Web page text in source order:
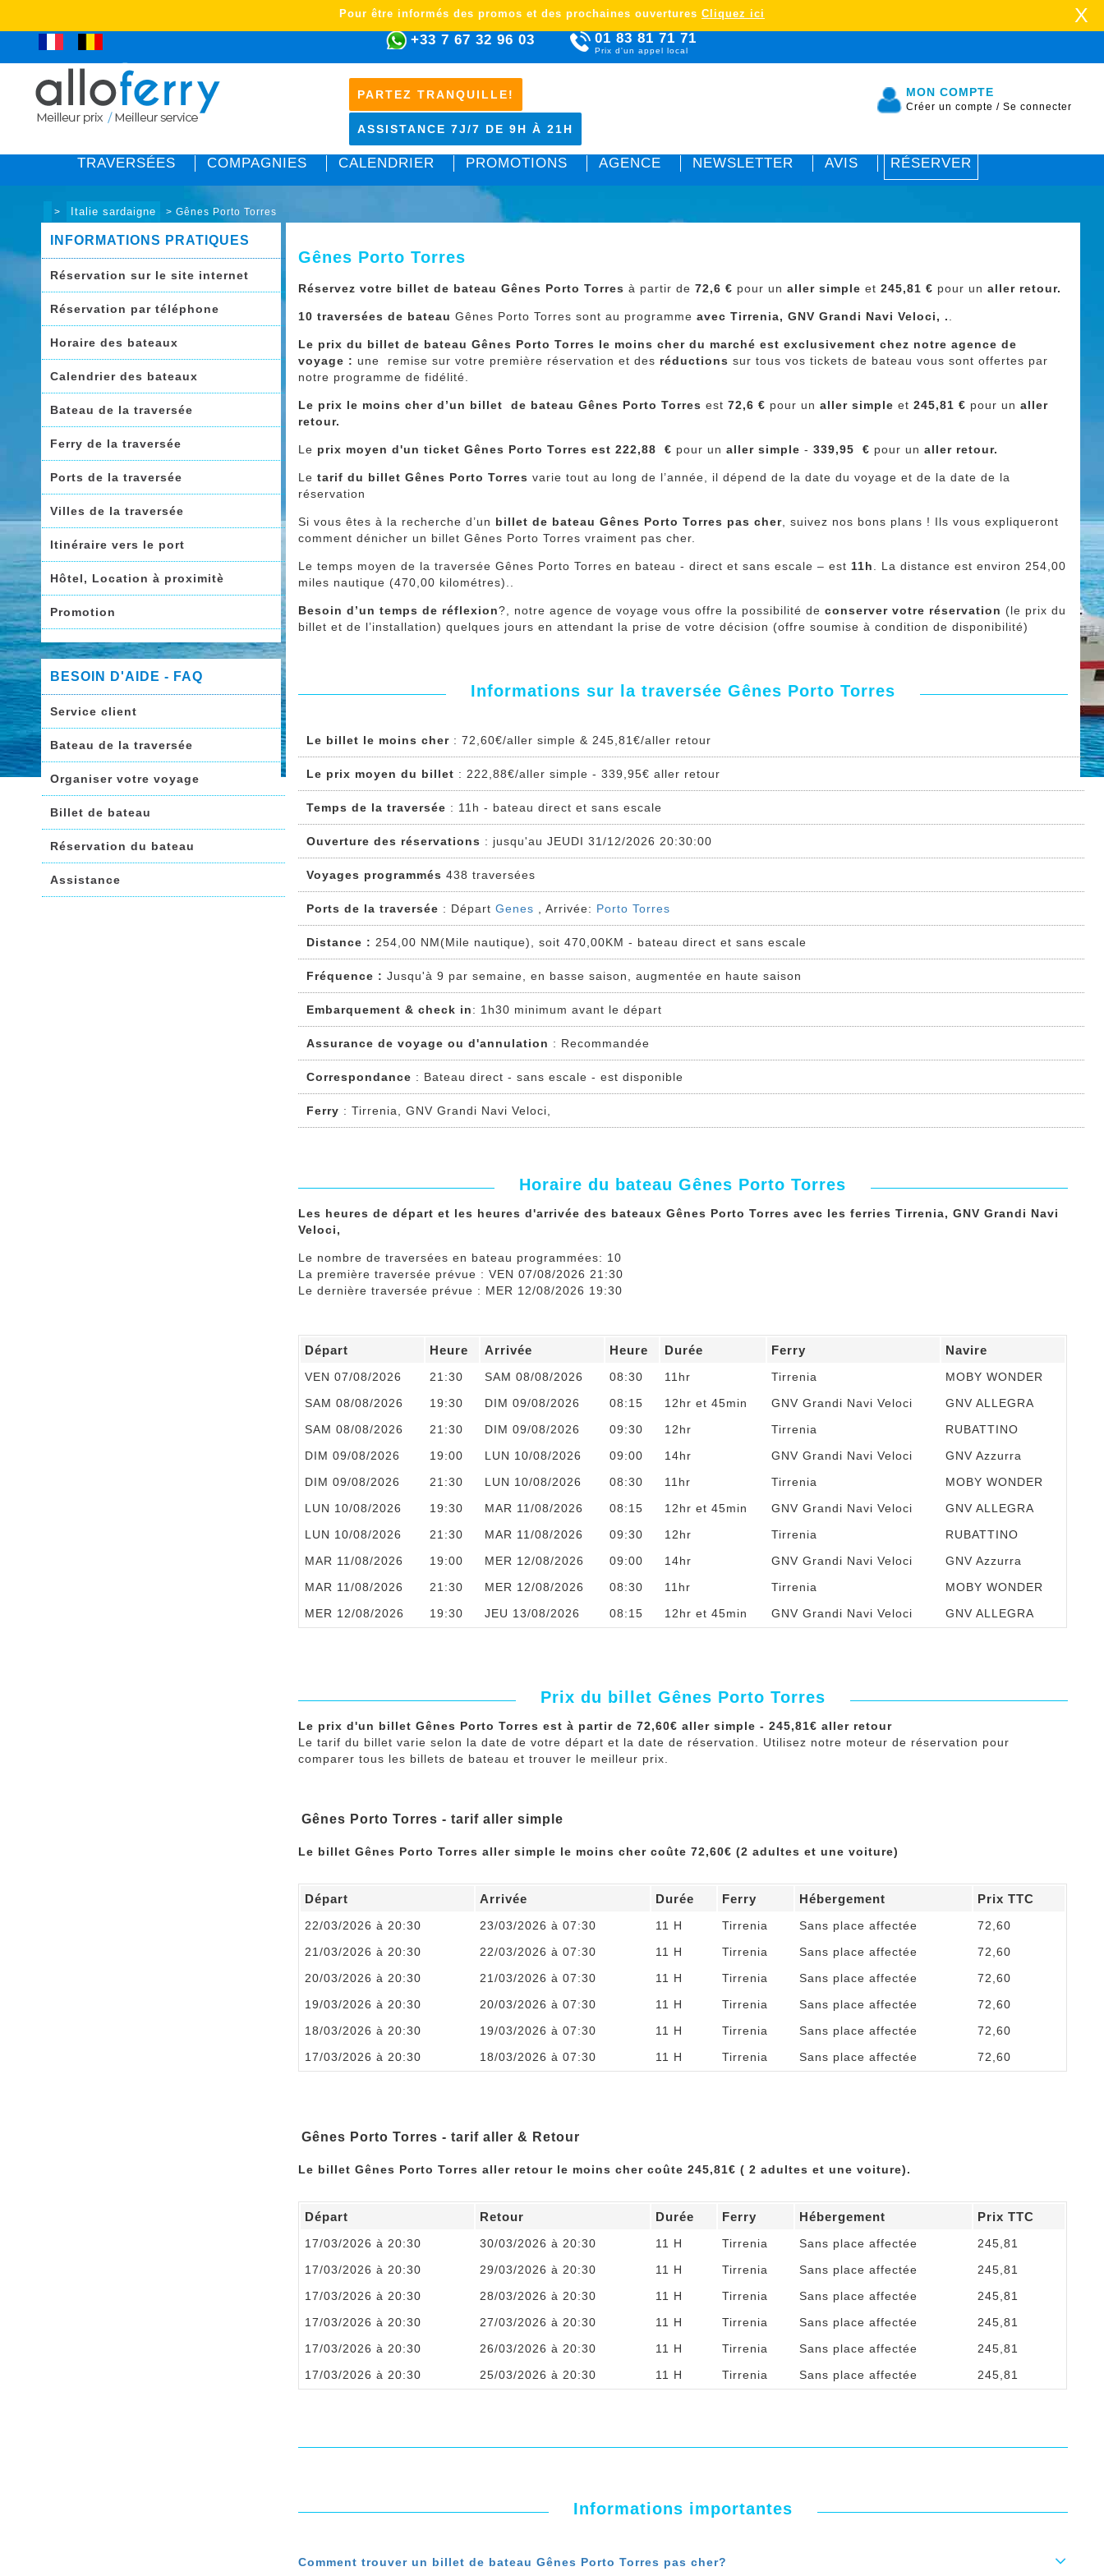
+33 7 67 32 96 03 01 83 81 71 71
Prix d'un appel local
PARTEZ TRANQUILLE!
ASSISTANCE 7J/7 DE 9H À 21H
MON COMPTE
Créer un compte / Se connecter
TRAVERSÉES COMPAGNIES CALENDRIER PROMOTIONS AGENCE NEWSLETTER AVIS RÉSERVER
Pour être informés des promos et des prochaines ouvertures Cliquez ici X
> Italie sardaigne > Gênes Porto Torres
INFORMATIONS PRATIQUES
Réservation sur le site internet
Réservation par téléphone
Horaire des bateaux
Calendrier des bateaux
Bateau de la traversée
Ferry de la traversée
Ports de la traversée
Villes de la traversée
Itinéraire vers le port
Hôtel, Location à proximitè
Promotion
BESOIN D'AIDE - FAQ
Service client
Bateau de la traversée
Organiser votre voyage
Billet de bateau
Réservation du bateau
Assistance
Gênes Porto Torres
Réservez votre billet de bateau Gênes Porto Torresà partir de 72,6 € pour unaller simple et245,81 € pour unaller retour.
10 traversées de bateau Gênes Porto Torres sont au programmeavec Tirrenia, GNV Grandi Navi Veloci, ..
Le prix du billet de bateau Gênes Porto Torres le moins cher du marché est exclusivement chez notre agence de
voyage : une remise sur votre première réservation et des réductions sur tous vos tickets de bateau vous sont offertes par
notre programme de fidélité.
Le prix le moins cher d’un billet de bateau Gênes Porto Torresest 72,6 € pour unaller simple et245,81 € pour unaller
retour.
Le prix moyen d'un ticket Gênes Porto Torres est 222,88 € pour unaller simple -339,95 € pour unaller retour.
Le tarif du billet Gênes Porto Torres varie tout au long de l’année, il dépend de la date du voyage et de la date de la
réservation
Si vous êtes à la recherche d’un billet de bateau Gênes Porto Torres pas cher, suivez nos bons plans ! Ils vous expliqueront
comment dénicher un billet Gênes Porto Torres vraiment pas cher.
Le temps moyen de la traversée Gênes Porto Torres en bateau - direct et sans escale – est11h. La distance est environ 254,00
miles nautique (470,00 kilométres)..
Besoin d’un temps de réflexion?, notre agence de voyage vous offre la possibilité deconserver votre réservation (le prix du
billet et de l’installation) quelques jours en attendant la prise de votre décision (offre soumise à condition de disponibilité)
Informations sur la traversée Gênes Porto Torres
Le billet le moins cher : 72,60€/aller simple & 245,81€/aller retour
Le prix moyen du billet : 222,88€/aller simple - 339,95€ aller retour
Temps de la traversée : 11h - bateau direct et sans escale
Ouverture des réservations : jusqu'au JEUDI 31/12/2026 20:30:00
Voyages programmés 438 traversées
Ports de la traversée : DépartGenes , Arrivée: Porto Torres
Distance : 254,00 NM(Mile nautique), soit 470,00KM - bateau direct et sans escale
Fréquence : Jusqu'à 9 par semaine, en basse saison, augmentée en haute saison
Embarquement & check in: 1h30 minimum avant le départ
Assurance de voyage ou d'annulation : Recommandée
Correspondance : Bateau direct - sans escale - est disponible
Ferry : Tirrenia, GNV Grandi Navi Veloci,
Horaire du bateau Gênes Porto Torres
Les heures de départ et les heures d'arrivée des bateaux Gênes Porto Torres avec les ferries Tirrenia, GNV Grandi Navi
Veloci,
Le nombre de traversées en bateau programmées: 10
La première traversée prévue : VEN 07/08/2026 21:30
Le dernière traversée prévue : MER 12/08/2026 19:30
Départ Heure Arrivée Heure Durée Ferry Navire
VEN 07/08/2026 21:30 SAM 08/08/2026 08:30 11hr Tirrenia
MOBY WONDER
SAM 08/08/2026
19:30 DIM 09/08/2026 08:15 12hr et 45min GNV Grandi Navi Veloci
GNV ALLEGRA
SAM 08/08/2026
21:30 DIM 09/08/2026 09:30 12hr Tirrenia
RUBATTINO
DIM 09/08/2026
19:00 LUN 10/08/2026 09:00 14hr GNV Grandi Navi Veloci
GNV Azzurra
DIM 09/08/2026
21:30 LUN 10/08/2026 08:30 11hr Tirrenia
MOBY WONDER
LUN 10/08/2026
19:30 MAR 11/08/2026 08:15 12hr et 45min GNV Grandi Navi Veloci
GNV ALLEGRA
LUN 10/08/2026
21:30 MAR 11/08/2026 09:30 12hr Tirrenia
RUBATTINO
MAR 11/08/2026
19:00 MER 12/08/2026 09:00 14hr GNV Grandi Navi Veloci
GNV Azzurra
MAR 11/08/2026
21:30 MER 12/08/2026 08:30 11hr Tirrenia
MOBY WONDER
MER 12/08/2026
19:30 JEU 13/08/2026 08:15 12hr et 45min GNV Grandi Navi Veloci GNV ALLEGRA
Prix du billet Gênes Porto Torres
Le prix d'un billet Gênes Porto Torres est à partir de 72,60€ aller simple - 245,81€ aller retour
Le tarif du billet varie selon la date de votre départ et la date de réservation. Utilisez notre moteur de réservation pour
comparer tous les billets de bateau et trouver le meilleur prix.
Gênes Porto Torres - tarif aller simple
Le billet Gênes Porto Torres aller simple le moins cher coûte 72,60€ (2 adultes et une voiture)
Départ Arrivée Durée Ferry Hébergement Prix TTC
22/03/2026 à 20:30 23/03/2026 à 07:30 11 H Tirrenia Sans place affectée
72,60
21/03/2026 à 20:30
22/03/2026 à 07:30 11 H Tirrenia Sans place affectée
72,60
20/03/2026 à 20:30
21/03/2026 à 07:30 11 H Tirrenia Sans place affectée
72,60
19/03/2026 à 20:30
20/03/2026 à 07:30 11 H Tirrenia Sans place affectée
72,60
18/03/2026 à 20:30
19/03/2026 à 07:30 11 H Tirrenia Sans place affectée
72,60
17/03/2026 à 20:30
18/03/2026 à 07:30 11 H Tirrenia Sans place affectée 72,60
Gênes Porto Torres - tarif aller & Retour
Le billet Gênes Porto Torres aller retour le moins cher coûte 245,81€ ( 2 adultes et une voiture).
Départ Retour Durée Ferry Hébergement Prix TTC
17/03/2026 à 20:30 30/03/2026 à 20:30 11 H Tirrenia Sans place affectée
245,81
17/03/2026 à 20:30
29/03/2026 à 20:30 11 H Tirrenia Sans place affectée
245,81
17/03/2026 à 20:30
28/03/2026 à 20:30 11 H Tirrenia Sans place affectée
245,81
17/03/2026 à 20:30
27/03/2026 à 20:30 11 H Tirrenia Sans place affectée
245,81
17/03/2026 à 20:30
26/03/2026 à 20:30 11 H Tirrenia Sans place affectée
245,81
17/03/2026 à 20:30
25/03/2026 à 20:30 11 H Tirrenia Sans place affectée 245,81
Informations importantes
Comment trouver un billet de bateau Gênes Porto Torres pas cher?